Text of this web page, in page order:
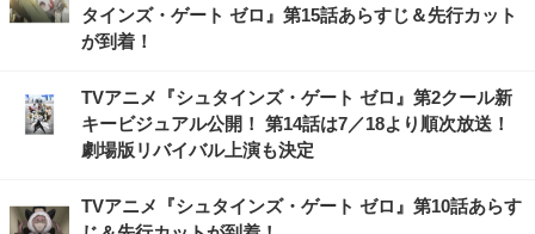
タインズ・ゲート ゼロ』第15話あらすじ＆先行カット
が到着！
TVアニメ『シュタインズ・ゲート ゼロ』第2クール新
キービジュアル公開！ 第14話は7／18より順次放送！
劇場版リバイバル上演も決定
TVアニメ『シュタインズ・ゲート ゼロ』第10話あらす